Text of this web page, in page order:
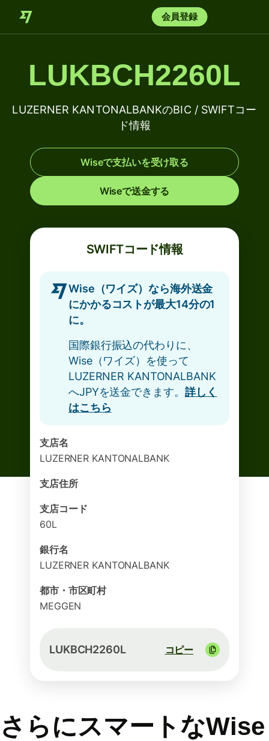
会員登録
LUKBCH2260L
LUZERNER KANTONALBANKのBIC / SWIFTコー
ド情報
Wiseで支払いを受け取る
Wiseで送金する
SWIFTコード情報
Wise（ワイズ）なら海外送金
にかかるコストが最大14分の1
に。
国際銀行振込の代わりに、
Wise（ワイズ）を使って
LUZERNER KANTONALBANK
へJPYを送金できます。 詳しく
はこちら
支店名
LUZERNER KANTONALBANK
支店住所
支店コード
60L
銀行名
LUZERNER KANTONALBANK
都市・市区町村
MEGGEN
LUKBCH2260L コピー
さらにスマートなWise